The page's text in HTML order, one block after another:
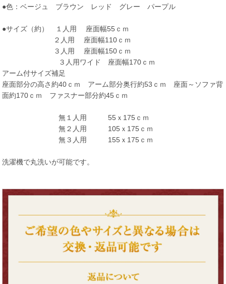
●色：ベージュ ブラウン レッド グレー パープル
●サイズ（約） １人用 座面幅55ｃｍ
２人用 座面幅110ｃｍ
３人用 座面幅150ｃｍ
３人用ワイド 座面幅170ｃｍ
アーム付サイズ補足
座面部分の高さ約40ｃｍ アーム部分奥行約53ｃｍ 座面～ソファ背
面約170ｃｍ ファスナー部分約45ｃｍ
無１人用 55ｘ175ｃｍ
無２人用 105ｘ175ｃｍ
無３人用 155ｘ175ｃｍ
洗濯機で丸洗いが可能です。